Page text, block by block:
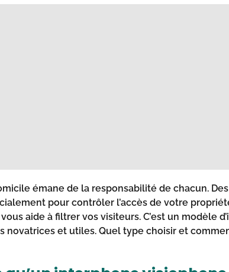
émane de la responsabilité de chacun.
pour contrôler l’accès de votre
aide à filtrer vos visiteurs. C’est un modèle
novatrices et utiles. Quel type choisir et